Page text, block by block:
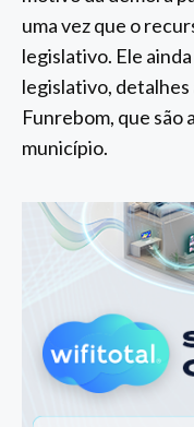
uma vez que o
legislativo. Ele
legislativo,
Funrebom, que são
município.